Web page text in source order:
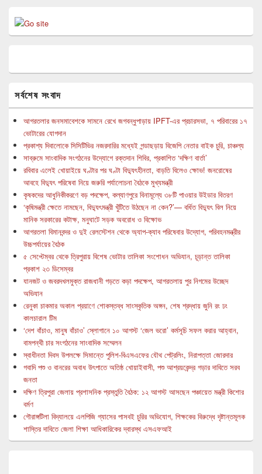
সর্বশেষ সংবাদ
আগরতলার জনসমাবেশকে সামনে রেখে জগবন্ধুপাড়ায় IPFT-এর প্রচারসভা, ৭ পরিবারের ১৭
ভোটারের যোগদান
প্রকাশ্য দিবালোকে সিসিটিভির নজরদারির মধ্যেই গন্ডাছড়ায় বিজেপি নেতার বাইক চুরি, চাঞ্চল্য
সাব্রুমে সাংবাদিক সংগঠনের উদ্যোগে রক্তদান শিবির, প্রকাশিত ‘দক্ষিণ বার্তা’
রবিবার এলেই খোয়াইয়ে ঘণ্টার পর ঘণ্টা বিদ্যুৎহীনতা, বাড়তি বিলেও ক্ষোভ! জনরোষের
আবহে বিদ্যুৎ পরিষেবা নিয়ে জরুরি পর্যালোচনা বৈঠকে মুখ্যমন্ত্রী
কৃষকদের আধুনিকীকরণে বড় পদক্ষেপ, কল্যাণপুরে বিনামূল্যে ৩৮টি পাওয়ার উইডার বিতরণ
‘কৃষিমন্ত্রী ক্ষেতে নামছেন, বিদ্যুৎমন্ত্রী খুঁটিতে উঠছেন না কেন?’— বর্ধিত বিদ্যুৎ বিল নিয়ে
মানিক সরকারের কটাক্ষ, মনুঘাটে সড়ক অবরোধ ও বিক্ষোভ
আগরতলা বিমানবন্দর ও দুই রেলস্টেশন থেকে অ্যাপ-ক্যাব পরিষেবার উদ্যোগ, পরিবহনমন্ত্রীর
উচ্চপর্যায়ের বৈঠক
৫ সেপ্টেম্বর থেকে ত্রিপুরায় বিশেষ ভোটার তালিকা সংশোধন অভিযান, চূড়ান্ত তালিকা
প্রকাশ ২৩ ডিসেম্বর
যানজট ও জবরদখলমুক্ত রাজধানী গড়তে কড়া পদক্ষেপ, আগরতলায় পুর নিগমের উচ্ছেদ
অভিযান
রেনুকা চাকমার অকাল প্রয়াণে শোকস্তব্ধ সাংস্কৃতিক অঙ্গন, শেষ শ্রদ্ধায় জুনি রং ঢং
কালচারাল টিম
‘দেশ বাঁচাও, মানুষ বাঁচাও’ স্লোগানে ১০ আগস্ট ‘জেল ভরো’ কর্মসূচি সফল করার আহ্বান,
বামপন্থী চার সংগঠনের সাংবাদিক সম্মেলন
স্বাধীনতা দিবস উপলক্ষে সিমান্তে পুলিশ-বিএসএফের যৌথ পেট্রলিং, নিরাপত্তা জোরদার
গবাদি পশু ও বানরের অবাধ উৎপাতে অতিষ্ঠ খোয়াইবাসী, পশু আশ্রয়কেন্দ্র গড়ার দাবিতে সরব
জনতা
দক্ষিণ ত্রিপুরা জেলায় প্রশাসনিক প্রস্তুতি বৈঠক: ১২ আগস্ট আসছেন পঞ্চায়েত মন্ত্রী কিশোর
বর্মণ
গৌরাঙ্গটিলা বিদ্যালয়ে এলপিজি গ্যাসের পাসবই চুরির অভিযোগ, শিক্ষকের বিরুদ্ধে দৃষ্টান্তমূলক
শাস্তির দাবিতে জেলা শিক্ষা আধিকারিকের দ্বারস্থ এসএফআই